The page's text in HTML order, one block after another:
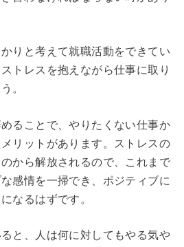
りと考えて就職活動をできてい
トレスを抱えながら仕事に取り
。
ることで、やりたくない仕事か
リットがあります。ストレスの
から解放されるので、これまで
感情を一掃でき、ポジティブに
なるはずです。
と、人は何に対してもやる気や